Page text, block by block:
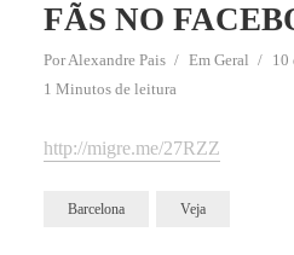
FÃS NO
PorAlexandre Pais Em Geral
10
1 Minutos de leitura
http://migre.me/27RZZ
Barcelona Veja